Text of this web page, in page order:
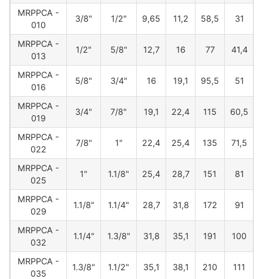
MRPPCA -
010
3/8" 1/2" 9,65 11,2 58,5 31
MRPPCA -
013
1/2" 5/8" 12,7 16 77 41,4
MRPPCA -
016
5/8" 3/4" 16 19,1 95,5 51
MRPPCA -
019
3/4" 7/8" 19,1 22,4 115 60,5
MRPPCA -
022
7/8" 1" 22,4 25,4 135 71,5
MRPPCA -
025
1" 1.1/8" 25,4 28,7 151 81
MRPPCA -
029
1.1/8" 1.1/4" 28,7 31,8 172 91
MRPPCA -
032
1.1/4" 1.3/8" 31,8 35,1 191 100
MRPPCA -
035
1.3/8" 1.1/2" 35,1 38,1 210 111